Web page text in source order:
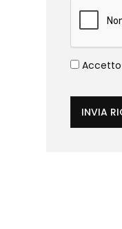
Accetto
INVIA